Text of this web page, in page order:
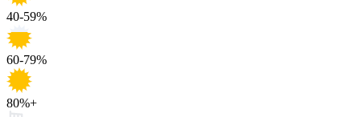
40-59%
60-79%
80%+